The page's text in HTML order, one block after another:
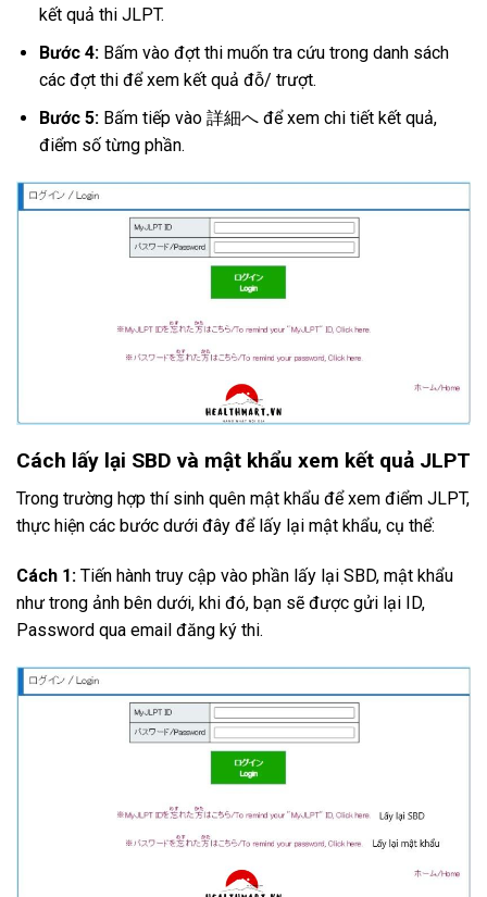
kết quả thi JLPT.
Bước 4:Bấm vào đợt thi muốn tra cứu trong danh sách
các đợt thi để xem kết quả đỗ/ trượt.
Bước 5:Bấm tiếp vào 詳細へ để xem chi tiết kết quả,
điểm số từng phần.
Cách lấy lại SBD và mật khẩu xem kết quả JLPT
Trong trường hợp thí sinh quên mật khẩu để xem điểm JLPT,
thực hiện các bước dưới đây để lấy lại mật khẩu, cụ thể:
Cách 1: Tiến hành truy cập vào phần lấy lại SBD, mật khẩu
như trong ảnh bên dưới, khi đó, bạn sẽ được gửi lại ID,
Password qua email đăng ký thi.